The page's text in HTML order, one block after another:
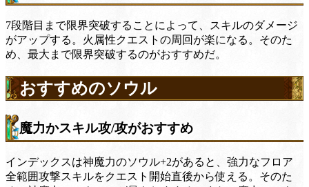
7段階目まで限界突破することによって、スキルのダメージ
がアップする。火属性クエストの周回が楽になる。そのた
め、最大まで限界突破するのがおすすめだ。
おすすめのソウル
魔力かスキル攻/攻がおすすめ
インデックスは神魔力のソウル+2があると、強力なフロア
全範囲攻撃スキルをクエスト開始直後から使える。そのた